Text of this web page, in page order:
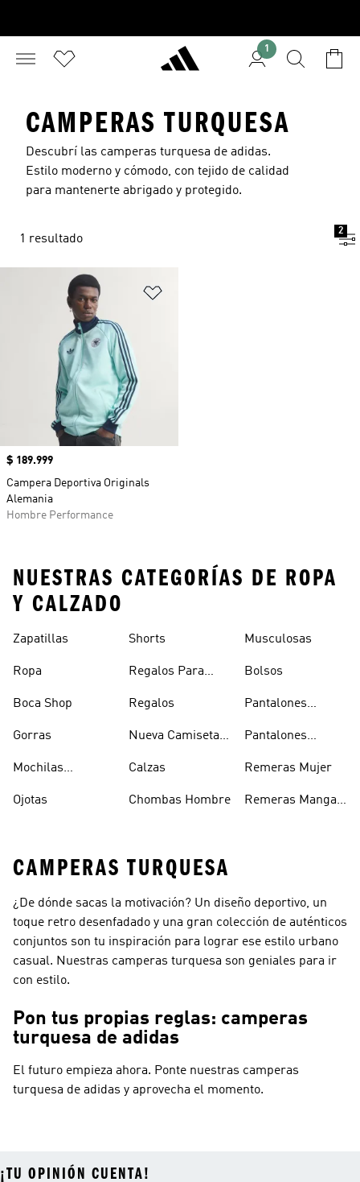
1
CAMPERAS TURQUESA
Descubrí las camperas turquesa de adidas.
Estilo moderno y cómodo, con tejido de calidad
para mantenerte abrigado y protegido.
1 resultado
2
Precio
$ 189.999
Campera Deportiva Originals
Alemania
Hombre Performance
NUESTRAS CATEGORÍAS DE ROPA
Y CALZADO
Zapatillas
Ropa
Boca Shop
Gorras
Mochilas
Ojotas
Shorts
Regalos Para
Regalos
Nueva Camiseta
Calzas
Chombas Hombre
Musculosas
Bolsos
Pantalones
Hombre
Pantalones
Remeras Mujer
Remeras Manga
CAMPERAS TURQUESA
¿De dónde sacas la motivación? Un diseño deportivo, un
toque retro desenfadado y una gran colección de auténticos
conjuntos son tu inspiración para lograr ese estilo urbano
casual. Nuestras camperas turquesa son geniales para ir
con estilo.
Pon tus propias reglas: camperas
turquesa de adidas
El futuro empieza ahora. Ponte nuestras camperas
turquesa de adidas y aprovecha el momento.
¡TU OPINIÓN CUENTA!